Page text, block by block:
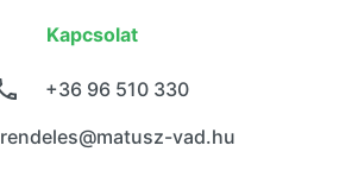
Kapcsolat
+36 96 510 330
rendeles@matusz-vad.hu